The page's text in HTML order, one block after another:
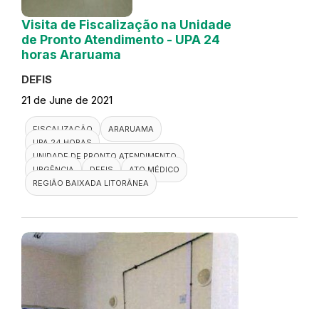
Visita de Fiscalização na Unidade
de Pronto Atendimento - UPA 24
horas Araruama
DEFIS
21 de June de 2021
FISCALIZAÇÃO
ARARUAMA
UPA 24 HORAS
UNIDADE DE PRONTO ATENDIMENTO
URGÊNCIA
DEFIS
ATO MÉDICO
REGIÃO BAIXADA LITORÂNEA